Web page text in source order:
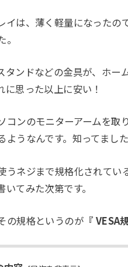
イは、薄く軽量になった
タンドなどの金具が、ホ
に思った以上に安い！
コンのモニターアームを
ようなんです。知ってまし
うネジまで規格化されて
てみた次第です。
の規格というのが 『 VESA